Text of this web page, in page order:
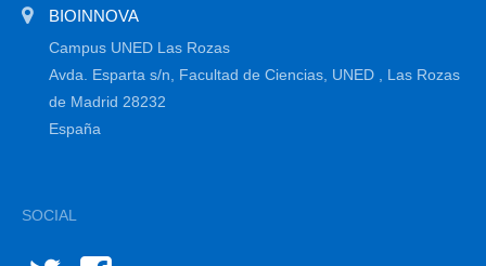
BIOINNOVA
Campus UNED Las Rozas
Avda. Esparta s/n, Facultad de Ciencias, UNED , Las Rozas
de Madrid 28232
España
SOCIAL